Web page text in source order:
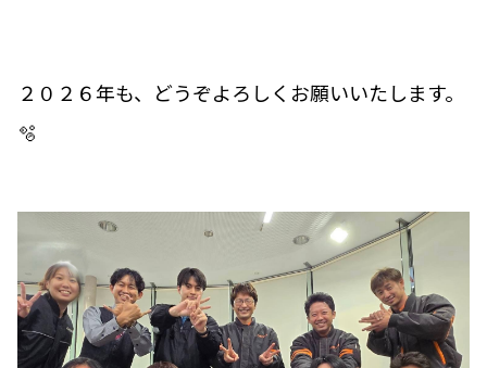
２０２６年も、どうぞよろしくお願いいたします。
🫧